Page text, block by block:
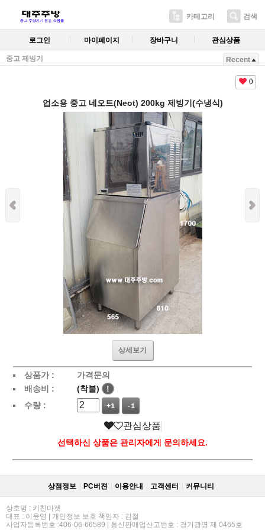
카테고리 검색
로그인 마이페이지 장바구니 관심상품
중고 제빙기 Recent
0
업소용 중고 네오트(Neot) 200kg 제빙기(수냉식)
상세보기
상품가 :
가격문의
배송비 :
(착불)
!
수량 :
+1 -1
관심상품
선택하신 상품은 관리자에게 문의하세요.
상점정보 PC버젼 이용안내 고객센터 커뮤니티
상호명 : 키친마켓
대표 : 이윤영 | 개인정보 보호 책임자 : 김철
사업자등록번호 :406-06-66589 | 통신판매업신고번호 : 경기광명 제 0465호